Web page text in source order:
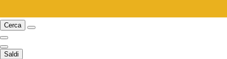
Cerca
Saldi